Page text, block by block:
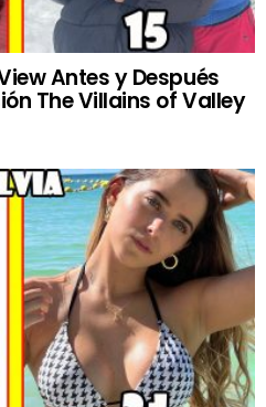
Antes y Después
The Villains of Valley